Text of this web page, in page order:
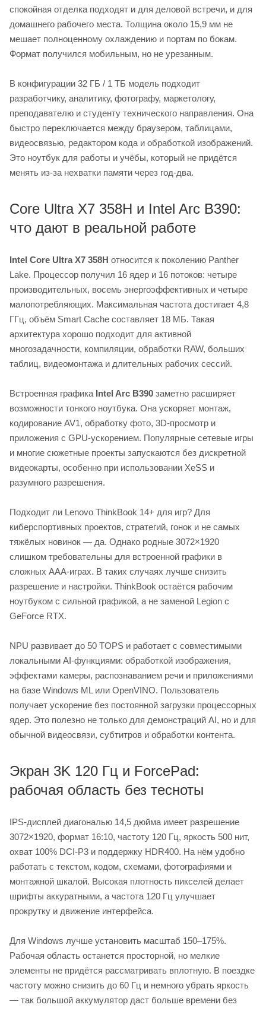
спокойная отделка подходят и для деловой встречи, и для
домашнего рабочего места. Толщина около 15,9 мм не
мешает полноценному охлаждению и портам по бокам.
Формат получился мобильным, но не урезанным.
В конфигурации 32 ГБ / 1 ТБ модель подходит
разработчику, аналитику, фотографу, маркетологу,
преподавателю и студенту технического направления. Она
быстро переключается между браузером, таблицами,
видеосвязью, редактором кода и обработкой изображений.
Это ноутбук для работы и учёбы, который не придётся
менять из-за нехватки памяти через год-два.
Core Ultra X7 358H и Intel Arc B390:
что дают в реальной работе
Intel Core Ultra X7 358H относится к поколению Panther
Lake. Процессор получил 16 ядер и 16 потоков: четыре
производительных, восемь энергоэффективных и четыре
малопотребляющих. Максимальная частота достигает 4,8
ГГц, объём Smart Cache составляет 18 МБ. Такая
архитектура хорошо подходит для активной
многозадачности, компиляции, обработки RAW, больших
таблиц, видеомонтажа и длительных рабочих сессий.
Встроенная графика Intel Arc B390 заметно расширяет
возможности тонкого ноутбука. Она ускоряет монтаж,
кодирование AV1, обработку фото, 3D-просмотр и
приложения с GPU-ускорением. Популярные сетевые игры
и многие сюжетные проекты запускаются без дискретной
видеокарты, особенно при использовании XeSS и
разумного разрешения.
Подходит ли Lenovo ThinkBook 14+ для игр? Для
киберспортивных проектов, стратегий, гонок и не самых
тяжёлых новинок — да. Однако родные 3072×1920
слишком требовательны для встроенной графики в
сложных AAA-играх. В таких случаях лучше снизить
разрешение и настройки. ThinkBook остаётся рабочим
ноутбуком с сильной графикой, а не заменой Legion с
GeForce RTX.
NPU развивает до 50 TOPS и работает с совместимыми
локальными AI-функциями: обработкой изображения,
эффектами камеры, распознаванием речи и приложениями
на базе Windows ML или OpenVINO. Пользователь
получает ускорение без постоянной загрузки процессорных
ядер. Это полезно не только для демонстраций AI, но и для
обычной видеосвязи, субтитров и обработки контента.
Экран 3K 120 Гц и ForcePad:
рабочая область без тесноты
IPS-дисплей диагональю 14,5 дюйма имеет разрешение
3072×1920, формат 16:10, частоту 120 Гц, яркость 500 нит,
охват 100% DCI-P3 и поддержку HDR400. На нём удобно
работать с текстом, кодом, схемами, фотографиями и
монтажной шкалой. Высокая плотность пикселей делает
шрифты аккуратными, а частота 120 Гц улучшает
прокрутку и движение интерфейса.
Для Windows лучше установить масштаб 150–175%.
Рабочая область останется просторной, но мелкие
элементы не придётся рассматривать вплотную. В поездке
частоту можно снизить до 60 Гц и немного убрать яркость
— так большой аккумулятор даст больше времени без